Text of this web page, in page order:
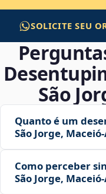
SOLICITE SEU
São
Quanto é um
São Jorge,
Como perceber
São Jorge,